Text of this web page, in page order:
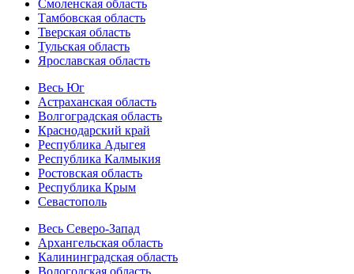
Смоленская область
Тамбовская область
Тверская область
Тульская область
Ярославская область
Весь Юг
Астраханская область
Волгоградская область
Краснодарский край
Республика Адыгея
Республика Калмыкия
Ростовская область
Республика Крым
Севастополь
Весь Северо-Запад
Архангельская область
Калининградская область
Вологодская область